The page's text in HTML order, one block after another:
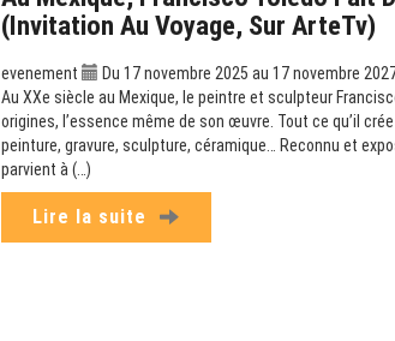
(Invitation Au Voyage, Sur ArteTv)
evenement
Du 17 novembre 2025 au 17 novembre
Au XXe siècle au Mexique, le peintre et sculpteur
origines, l’essence même de son œuvre. Tout ce qu’il
peinture, gravure, sculpture, céramique… Reconnu et
parvient à (…)
Lire la suite